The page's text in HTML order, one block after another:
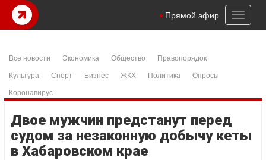
Toggle
Прямой эфир
Все новости Экономика Общество
Правопорядок
Культура
Спорт Бизнес ЖКХ Политика
Опросы
Коронавирус
Двое мужчин предстанут перед
судом за незаконную добычу кеты
в Хабаровском крае